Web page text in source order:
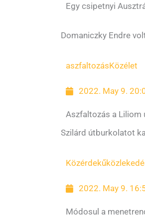
Egy csipetnyi
Domaniczky Endre
aszfaltozásKözélet
2022. May 9.
Aszfaltozás a Liliom
Szilárd útburkolatot
Közérdekű
2022. May 9.
Módosul a